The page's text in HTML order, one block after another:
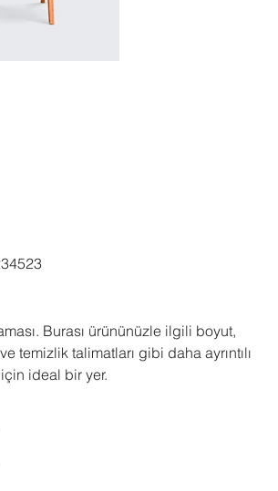
Burası ürününüzle ilgili boyut,
temizlik talimatları gibi daha ayrıntılı
ideal bir yer.